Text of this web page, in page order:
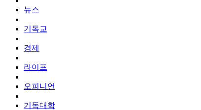
뉴스
기독교
경제
라이프
오피니언
기독대학